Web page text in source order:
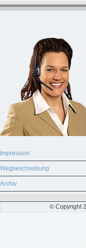
Impressum
Wegbeschreibung
Archiv
© Copyright